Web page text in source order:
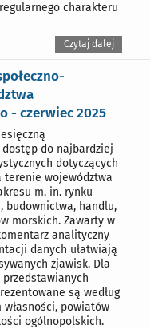
charakteru
Czytaj dalej
- czerwiec 2025
do najbardziej
dotyczących
terenie województwa
m. in. rynku
budownictwa, handlu,
morskich. Zawarty w
analityczny
danych ułatwiają
zjawisk. Dla
przedstawianych
są według
powiatów
ogólnopolskich.